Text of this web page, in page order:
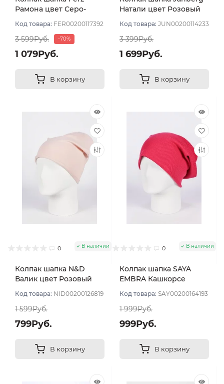
Рамона цвет Серо-
Код товара: FER00200117392
3 599Руб. -70%
1 079Руб.
В корзину
Натали цвет Розовый
Код товара: JUN00200114233
3 399Руб.
1 699Руб.
В корзину
0 В наличии
Колпак шапка N&D
Валик цвет Розовый
Код товара: NID00200126819
1 599Руб.
799Руб.
В корзину
0 В наличии
Колпак шапка SAYA
EMBRA Кашкорсе
Код товара: SAY00200164193
1 999Руб.
999Руб.
В корзину